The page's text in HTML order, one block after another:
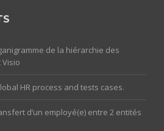
de la hiérarchie des
HR process and tests cases.
d’un employé(e) entre 2 entités